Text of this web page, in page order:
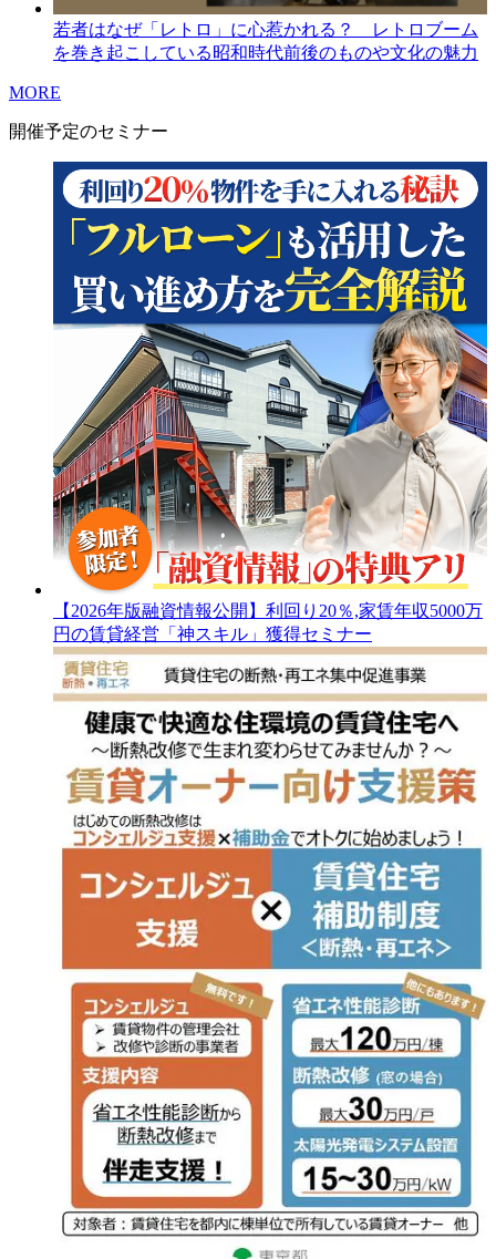
若者はなぜ「レトロ」に心惹かれる？ レトロブーム
を巻き起こしている昭和時代前後のものや文化の魅力
MORE
開催予定のセミナー
【2026年版融資情報公開】利回り20％,家賃年収5000万
円の賃貸経営「神スキル」獲得セミナー